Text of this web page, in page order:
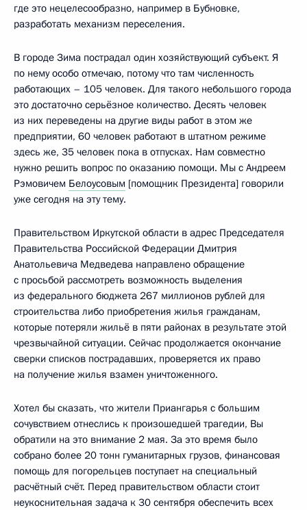
где это нецелесообразно, например в Бубновке,
разработать механизм переселения.
В городе Зима пострадал один хозяйствующий субъект. Я
по нему особо отмечаю, потому что там численность
работающих – 105 человек. Для такого небольшого города
это достаточно серьёзное количество. Десять человек
из них переведены на другие виды работ в этом же
предприятии, 60 человек работают в штатном режиме
здесь же, 35 человек пока в отпусках. Нам совместно
нужно решить вопрос по оказанию помощи. Мы с Андреем
Рэмовичем Белоусовым [помощник Президента] говорили
уже сегодня на эту тему.
Правительством Иркутской области в адрес Председателя
Правительства Российской Федерации Дмитрия
Анатольевича Медведева направлено обращение
с просьбой рассмотреть возможность выделения
из федерального бюджета 267 миллионов рублей для
строительства либо приобретения жилья гражданам,
которые потеряли жильё в пяти районах в результате этой
чрезвычайной ситуации. Сейчас продолжается окончание
сверки списков пострадавших, проверяется их право
на получение жилья взамен уничтоженного.
Хотел бы сказать, что жители Приангарья с большим
сочувствием отнеслись к произошедшей трагедии, Вы
обратили на это внимание 2 мая. За это время было
собрано более 20 тонн гуманитарных грузов, финансовая
помощь для погорельцев поступает на специальный
расчётный счёт. Перед правительством области стоит
неукоснительная задача к 30 сентября обеспечить всех